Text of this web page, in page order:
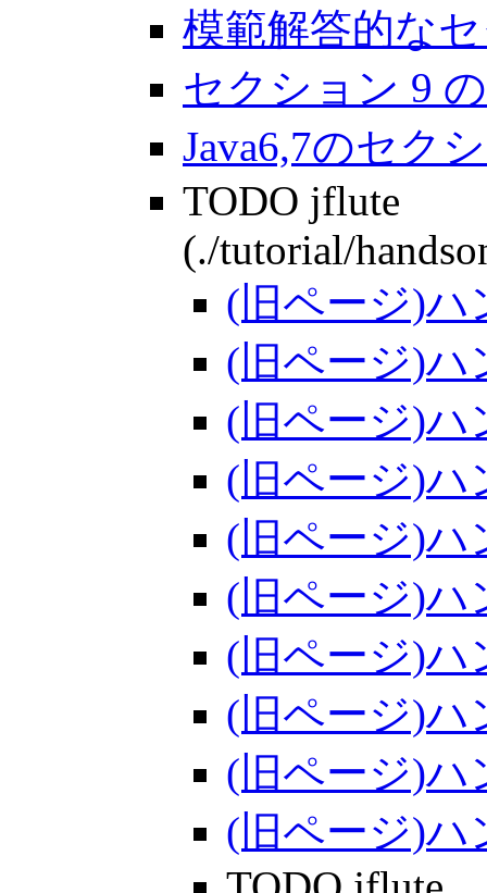
模範解答的な
セクション 9
Java6,7のセク
TODO jflute
(./tutorial/
(旧ページ)
(旧ページ)ハ
(旧ページ)ハ
(旧ページ)ハ
(旧ページ)ハ
(旧ページ)ハ
(旧ページ)ハ
(旧ページ)ハ
(旧ページ)ハ
(旧ページ)